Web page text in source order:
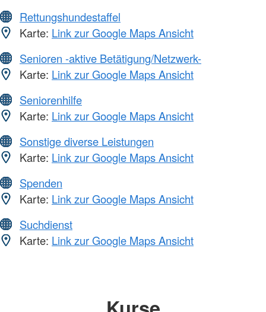
Rettungshundestaffel
Karte: Link zur Google Maps Ansicht
Senioren -aktive Betätigung/Netzwerk-
Karte: Link zur Google Maps Ansicht
Seniorenhilfe
Karte: Link zur Google Maps Ansicht
Sonstige diverse Leistungen
Karte: Link zur Google Maps Ansicht
Spenden
Karte: Link zur Google Maps Ansicht
Suchdienst
Karte: Link zur Google Maps Ansicht